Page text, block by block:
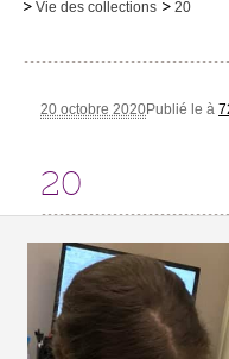
Le musée
Visites et activités
Evénements et
Vie des collections
20
20
Publié le
20 octobre 2020 à